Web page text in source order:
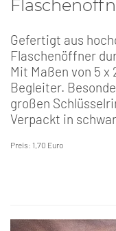
Gefertigt aus
Flaschenöffner
Mit Maßen von 5
Begleiter.
großen
Verpackt in
Preis: 1,70 Euro